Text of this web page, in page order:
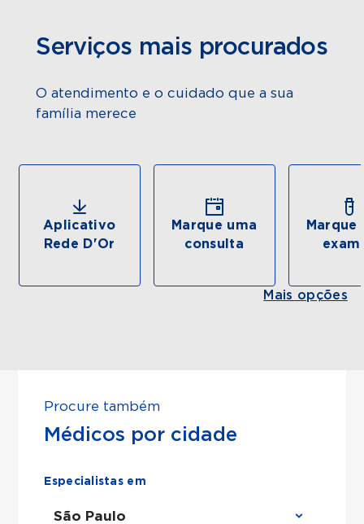
Serviços mais procurados
O atendimento e o cuidado que a sua
família merece
Aplicativo
Rede D'Or
Marque uma
consulta
Marque
Mais opções
Procure também
Médicos por cidade
Especialistas em
São Paulo